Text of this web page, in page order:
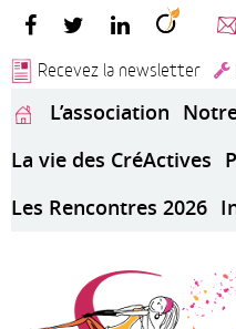
Recevez la newsletter
L’association
La vie des CréActives
Les Rencontres 2026